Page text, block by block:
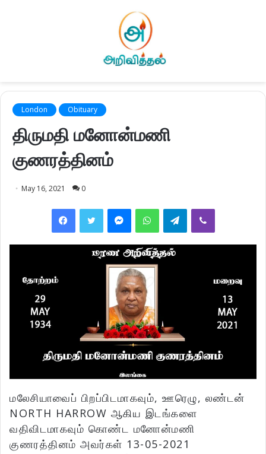
London Obituary
திருமதி மனோன்மணி
குணரத்தினம்
May 16, 2021 0
FacebookTwitter MessengerWhatsAppTelegramViber
மலேசியாவைப் பிறப்பிடமாகவும், ஊரெழு, லண்டன்
NORTH HARROW ஆகிய இடங்களை
வதிவிடமாகவும் கொண்ட மனோன்மணி
குணரத்தினம் அவர்கள் 13-05-2021